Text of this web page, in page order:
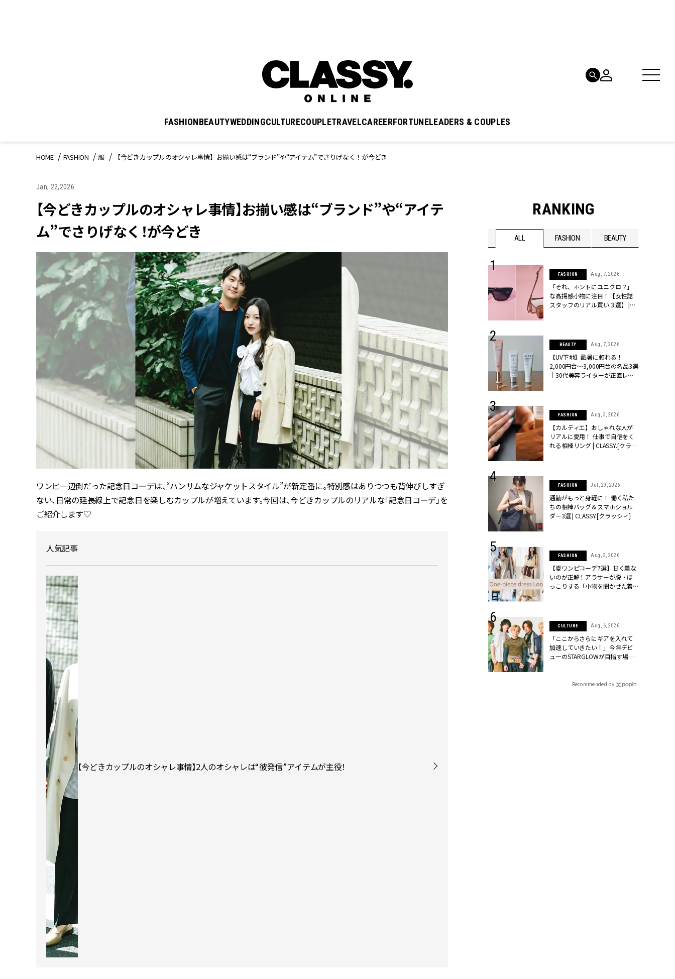
FASHIONBEAUTYWEDDINGCULTURECOUPLETRAVELCAREERFORTUNELEADERS & COUPLES
HOME FASHION 服 【今どきカップルのオシャレ事情】お揃い感は“ブランド”や“アイテム”でさりげなく！が今どき
Jan, 22,2026
【今どきカップルのオシャレ事情】お揃い感は“ブランド”や“アイテ
ム”でさりげなく！が今どき
ワンピ一辺倒だった記念日コーデは、“ハンサムなジャケットスタイル”が新定番に。特別感はありつつも背伸びしすぎ
ない、日常の延長線上で記念日を楽しむカップルが増えています。今回は、今どきカップルのリアルな「記念日コーデ」を
ご紹介します♡
人気記事
【今どきカップルのオシャレ事情】2人のオシャレは“彼発信”アイテムが主役！
RANKING
ALL FASHION BEAUTY
2,000円台〜3,000円台の名品3選
｜30代美容ライターが正直レビ
ュー | CLASSY.[クラッシィ]
BEAUTY Aug, 6, 2026
【ヘアアクセ6選】手抜きに見え
ない！アラサーのまとめ髪が垢
抜ける「即戦力アクセ」たち |
CLASSY.[クラッシィ]
BEAUTY Aug, 7, 2026
冷房・紫外線etc...「夏の隠れ乾
燥」を防ぐ【ベタつかない名品
クリーム】3選＜30代のベストコ
スメ＞ | CLASSY.[クラッシィ]
BEAUTY Aug, 5, 2026
忙しい毎日に「うるおいター
ボ」を。新【SOFINA BASIC＋】
【落ちない名品リップ10選】塗
WEDDING Aug, 13, 2025
【結婚指輪】人気ブランドのリ
ング22選｜20〜30代カップルの
エピソードも | CLASSY.[クラッシ
ィ]
WEDDING Mar, 24, 2026
【トレンドの巻き方３選】結婚
式ゲスト服の鉄板“シンプル黒ワ
ンピ”は『スカーフ』で盛るのが
正解！ | CLASSY.[クラッシィ]
WEDDING Jun, 30, 2026
【一生ものジュエリー】1つでも
存在感が際立つ！ポメラートの
20万円台〜【カルティエ人気リ
FASHION Aug, 7, 2026
「それ、ホントにユニクロ？」
な高揚感小物に注目！【女性誌
スタッフのリアル買い３選】 |
BEAUTY Aug, 7, 2026
【UV下地】酷暑に頼れる！
2,000円台〜3,000円台の名品3選
｜30代美容ライターが正直レビ
FASHION Aug, 3, 2026
【カルティエ】おしゃれな人が
リアルに愛用！ 仕事で自信をく
れる相棒リング | CLASSY.[クラッ
FASHION Jul, 29, 2026
通勤がもっと身軽に！ 働く私た
ちの相棒バッグ＆スマホショル
ダー3選 | CLASSY.[クラッシィ]
FASHION Aug, 2, 2026
【夏ワンピコーデ7選】甘く着な
いのが正解！アラサーが脱・ほ
っこりする「小物を聞かせた着
CULTURE Aug, 6, 2026
「ここからさらにギアを入れて
加速していきたい！」今年デビ
ューのSTARGLOWが目指す場所
Recommended by